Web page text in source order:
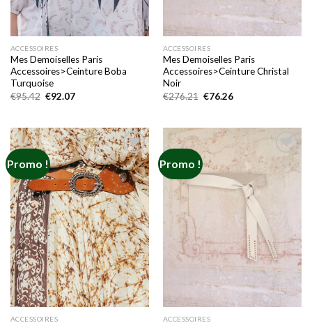
ACCESSOIRES
Mes Demoiselles Paris
Accessoires>Ceinture Boba
Turquoise
€95.42 Le
€95.42.
€92.07Le
€92.07.
ACCESSOIRES
Mes Demoiselles Paris
Accessoires>Ceinture Christal
Noir
€276.21 Le
€276.21.
€76.26Le
€76.26.
Promo !
Add to
wishlist
ACCESSOIRES
Promo !
Add to
wishlist
ACCESSOIRES